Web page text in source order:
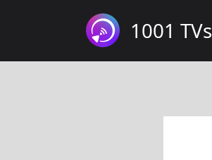
1001 TVs